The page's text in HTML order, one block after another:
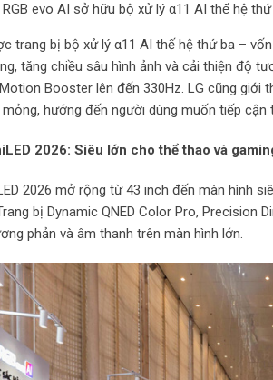
evo AI sở hữu bộ xử lý α11 AI thế hệ
trang bị bộ xử lý α11 AI thế hệ thứ ba –
tăng chiều sâu hình ảnh và cải thiện độ
Booster lên đến 330Hz. LG cũng giới
hướng đến người dùng muốn tiếp
2026: Siêu lớn cho thể thao và
2026 mở rộng từ 43 inch đến màn hình
bị Dynamic QNED Color Pro,
phản và âm thanh trên màn hình lớn.